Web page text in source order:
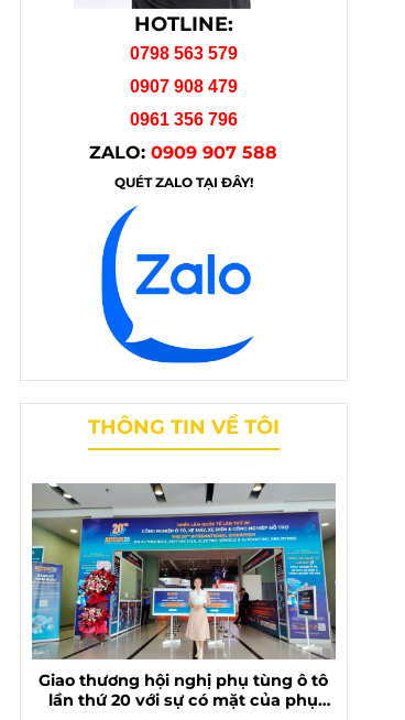
HOTLINE:
0798 563 579
0907 908 479
0961 356 796
ZALO:0909 907 588
QUÉT ZALO TẠI ĐÂY!
THÔNG TIN VỀ TÔI
Giao thương hội nghị phụ tùng ô tô
lần thứ 20 với sự có mặt của phụ